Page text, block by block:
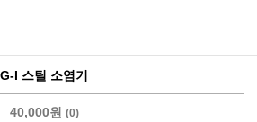
I 스틸 소염기
40,000원 (0)